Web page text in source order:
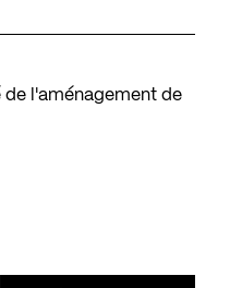
de l'aménagement de